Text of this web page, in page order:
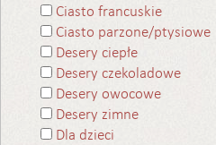
Ciasto francuskie
Ciasto parzone/ptysiowe
Desery ciepłe
Desery czekoladowe
Desery owocowe
Desery zimne
Dla dzieci